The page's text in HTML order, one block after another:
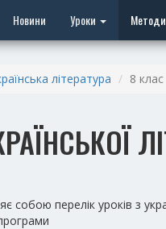
Новини Уроки
література 8 клас
перелік уроків з